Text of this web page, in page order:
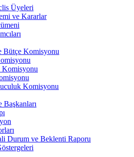
Üyeleri
ve Kararlar
Bütçe Komisyonu
Komisyonu
Durum ve Beklenti Raporu